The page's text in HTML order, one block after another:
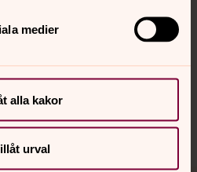
medier
alla kakor
urval